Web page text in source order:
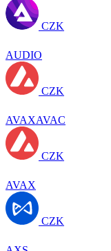
CZK
AUDIO
CZK
AVAXAVAC
CZK
AVAX
CZK